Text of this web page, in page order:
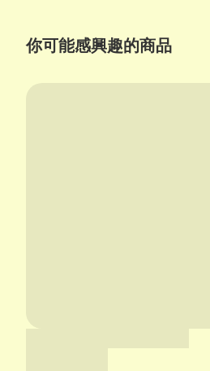
你可能感興趣的商品